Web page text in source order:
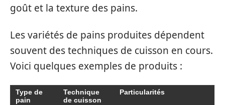
goût et la texture des pains.
Les variétés de pains produites dépendent
souvent des techniques de cuisson en cours.
Voici quelques exemples de produits :
Type de
pain
Technique
de cuisson
Particularités